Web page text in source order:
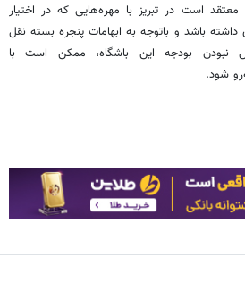
می‌داد؛ چرا که سرمربی کروات معتقد است در تبریز با مهره‌‎هایی که در اختیار
باشد و باتوجه به ابهامات پنجره بسته نقل
نبودن بودجه این باشگاه، ممکن است با
شود.